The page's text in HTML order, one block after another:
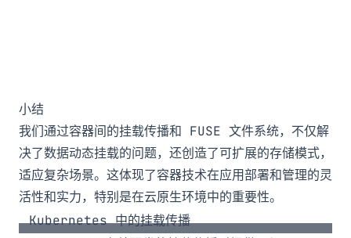
小结
我们通过容器间的挂载传播和 FUSE 文件系统，不仅解
决了数据动态挂载的问题，还创造了可扩展的存储模式，
适应复杂场景。这体现了容器技术在应用部署和管理的灵
活性和实力，特别是在云原生环境中的重要性。
Kubernetes 中的挂载传播